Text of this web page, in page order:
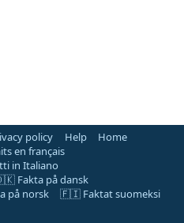
policy Help
Home
en français
in Italiano
Fakta på dansk
på norsk
🇫🇮 Faktat suomeksi